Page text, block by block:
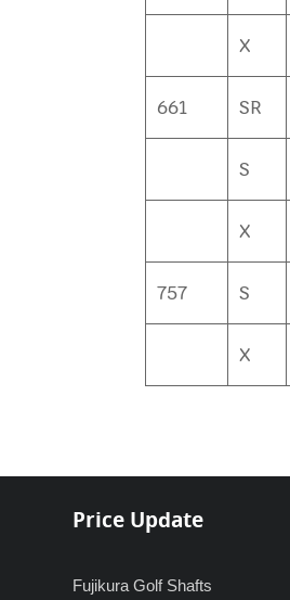
X
661 SR
S
X
757 S
X
Price Update
Fujikura Golf Shafts